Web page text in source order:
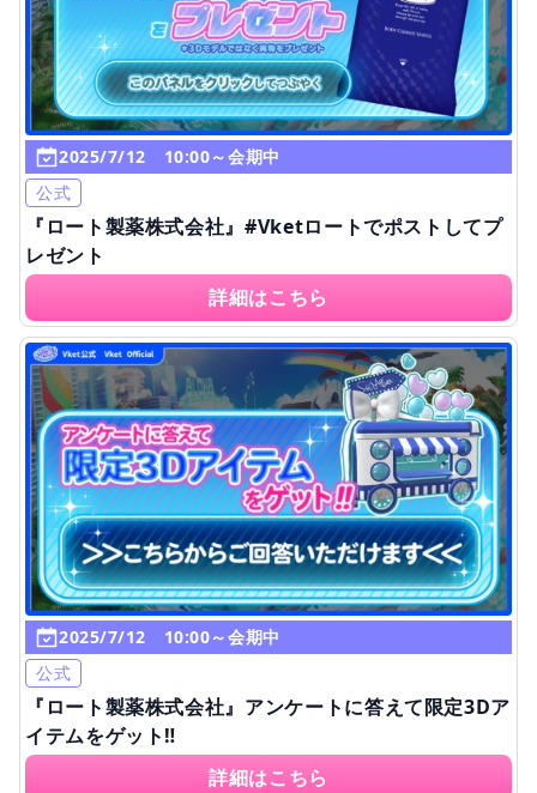
2025/7/12 10:00～会期中
公式
『ロート製薬株式会社』#Vketロートでポストしてプ
レゼント
詳細はこちら
2025/7/12 10:00～会期中
公式
『ロート製薬株式会社』アンケートに答えて限定3Dア
イテムをゲット‼
詳細はこちら